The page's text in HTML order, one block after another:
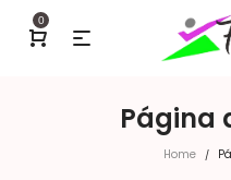
0
Página
Home /